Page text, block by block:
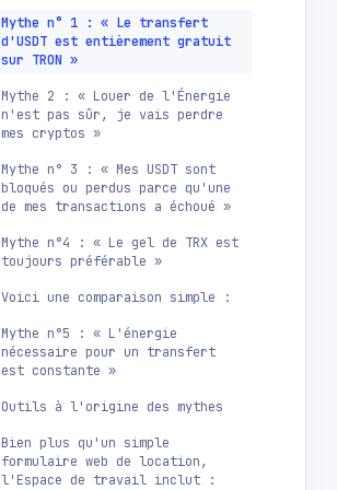
Mythe n° 1 : « Le transfert
d'USDT est entièrement gratuit
sur TRON »
Mythe 2 : « Louer de l'Énergie
n'est pas sûr, je vais perdre
mes cryptos »
Mythe n° 3 : « Mes USDT sont
bloqués ou perdus parce qu'une
de mes transactions a échoué »
Mythe n°4 : « Le gel de TRX est
toujours préférable »
Voici une comparaison simple :
Mythe n°5 : « L'énergie
nécessaire pour un transfert
est constante »
Outils à l'origine des mythes
Bien plus qu'un simple
formulaire web de location,
l'Espace de travail inclut :